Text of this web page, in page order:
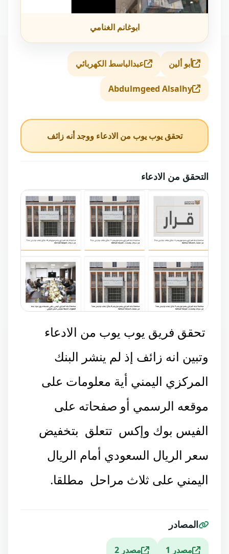
ابوغانم الغنامي
أبو ألين عبدالباسط الكهربائي
تحقق يوب يوب من الادعاء ووجد أنه زائف
التحقق من الادعاء
تحقق فريق يوب يوب من الادعاء
وتبين انه زائف إذ لم ينشر البنك
المركزي اليمني أية معلومات على
موقعه الرسمي أو صفحاته على
الفيس بوك وإكس تتعلق بتخفيض
سعر الريال السعودي أمام الريال
اليمني على ثلاث مراحل مطلقا.
المصادر
مصدر 1 مصدر 2